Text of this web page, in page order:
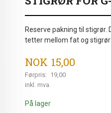
Reserve pakning til stigrør.
tetter mellom fat og stigrør
Tilbud
NOK 15,00
Førpris: 19,00
Rabatt
inkl. mva.
På lager